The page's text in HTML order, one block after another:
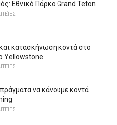
Εθνικό Πάρκο Grand Teton
κατασκήνωση κοντά στο
Yellowstone
να κάνουμε κοντά